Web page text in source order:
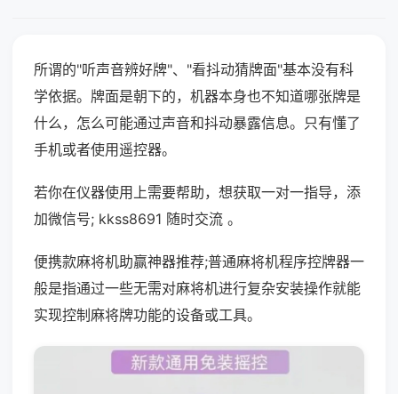
所谓的"听声音辨好牌"、"看抖动猜牌面"基本没有科
学依据。牌面是朝下的，机器本身也不知道哪张牌是
什么，怎么可能通过声音和抖动暴露信息。只有懂了
手机或者使用遥控器。
若你在仪器使用上需要帮助，想获取一对一指导，添
加微信号; kkss8691 随时交流 。
便携款麻将机助赢神器推荐;普通麻将机程序控牌器一
般是指通过一些无需对麻将机进行复杂安装操作就能
实现控制麻将牌功能的设备或工具。